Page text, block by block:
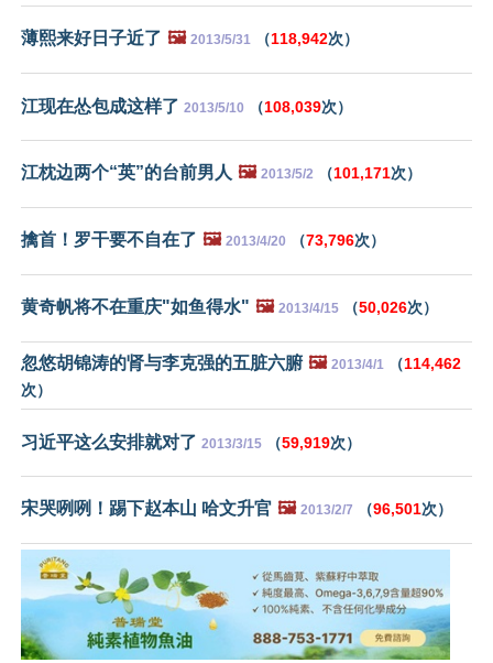
薄熙来好日子近了 🖼️ 2013/5/31 （118,942次）
江现在怂包成这样了 2013/5/10 （108,039次）
江枕边两个“英”的台前男人 🖼️ 2013/5/2 （101,171次）
擒首！罗干要不自在了 🖼️ 2013/4/20 （73,796次）
黄奇帆将不在重庆"如鱼得水" 🖼️ 2013/4/15 （50,026次）
忽悠胡锦涛的肾与李克强的五脏六腑 🖼️ 2013/4/1 （114,462
次）
习近平这么安排就对了 2013/3/15 （59,919次）
宋哭咧咧！踢下赵本山 哈文升官 🖼️ 2013/2/7 （96,501次）